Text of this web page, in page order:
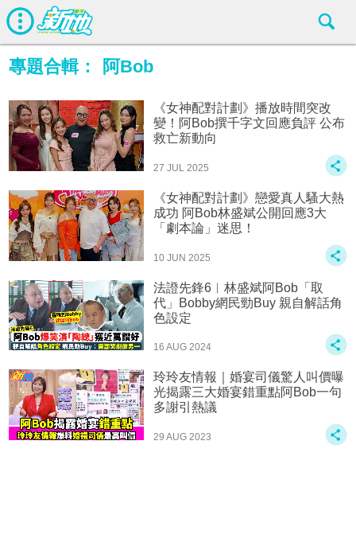
專題合輯： 阿Bob
《女神配對計劃》播放時間突改
變！阿Bob撰千字文回應負評 公布
救亡新動向
27 JUL 2025
《女神配對計劃》戀愛真人騷大熱
成功 阿Bob林盛斌公開回應3大
「劇本論」迷思！
10 JUN 2025
法證先鋒6︱林盛斌阿Bob「取
代」Bobby網民勁Buy 親自解話角
色設定
16 AUG 2024
玲玲友情報｜婚宴司儀驚人叫價曝
光揭露三大婚宴錯重點阿Bob一句
多謝引熱議
29 AUG 2023